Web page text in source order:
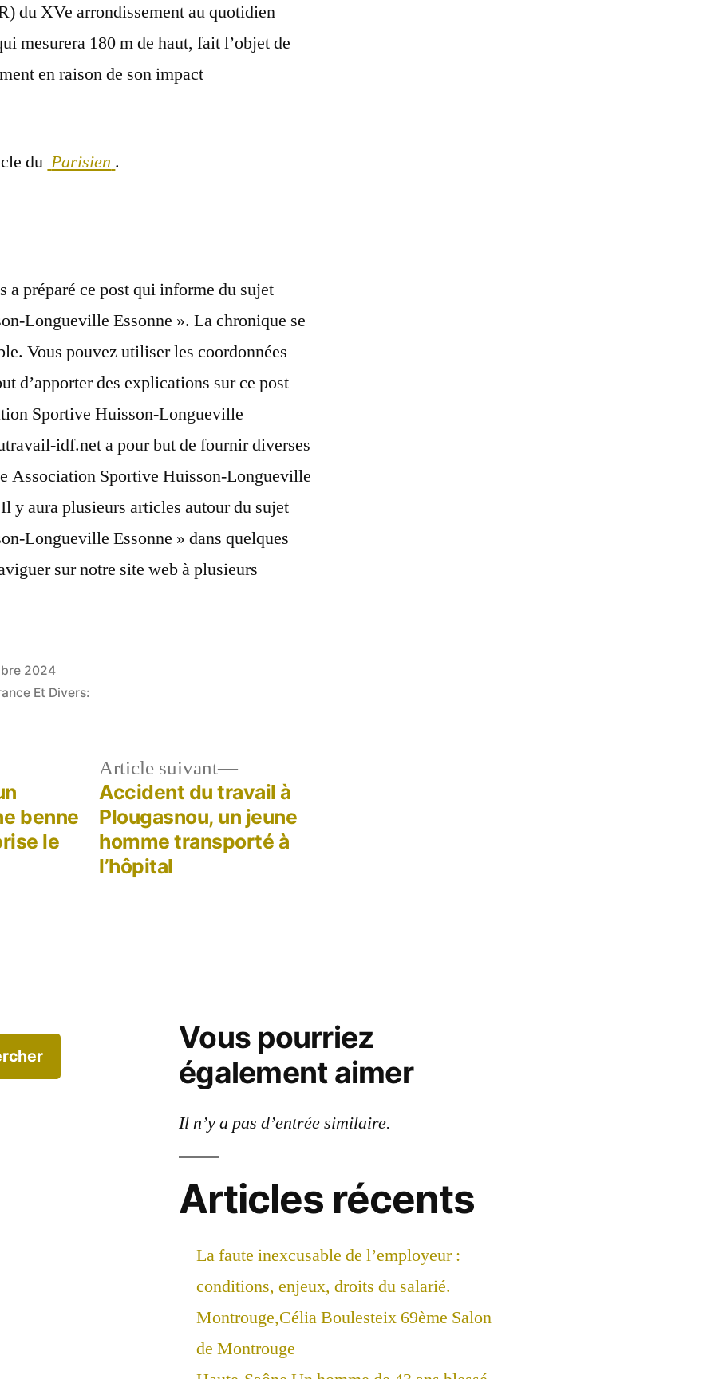
du XVe arrondissement au quotidien
mesurera 180 m de haut, fait l’objet de
en raison de son impact
du Parisien .
préparé ce post qui informe du sujet
Longueville Essonne ». La chronique se
Vous pouvez utiliser les coordonnées
d’apporter des explications sur ce post
Sportive Huisson-Longueville
idf.net a pour but de fournir diverses
Association Sportive Huisson-Longueville
y aura plusieurs articles autour du sujet
Longueville Essonne » dans quelques
sur notre site web à plusieurs
2024
Et Divers:
:
benne
le
Article suivant
Article
suivant :
Accident du travail à
Plougasnou, un jeune
homme transporté à
l’hôpital
Vous pourriez
également aimer
Il n’y a pas d’entrée similaire.
Articles récents
La faute inexcusable de l’employeur :
conditions, enjeux, droits du salarié.
Montrouge,Célia Boulesteix 69ème Salon
de Montrouge